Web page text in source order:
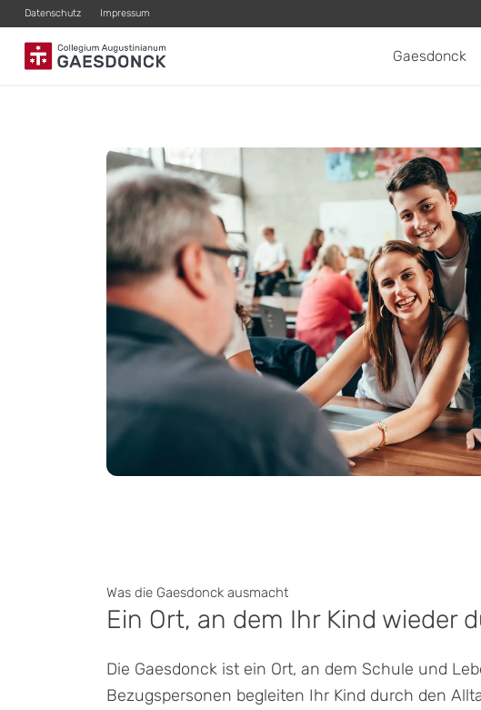
Datenschutz Impressum
Gaesdonck
Was die Gaesdonck ausmacht
Ein Ort, an dem Ihr Kind wieder
Die Gaesdonck ist ein Ort, an dem Schule und
Bezugspersonen begleiten Ihr Kind durch den